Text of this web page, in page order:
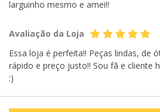
larguinho mesmo e amei!!
Avaliação da Loja
Essa loja é perfeita!! Peças lindas, de
rápido e preço justo!! Sou fã e cliente
:)